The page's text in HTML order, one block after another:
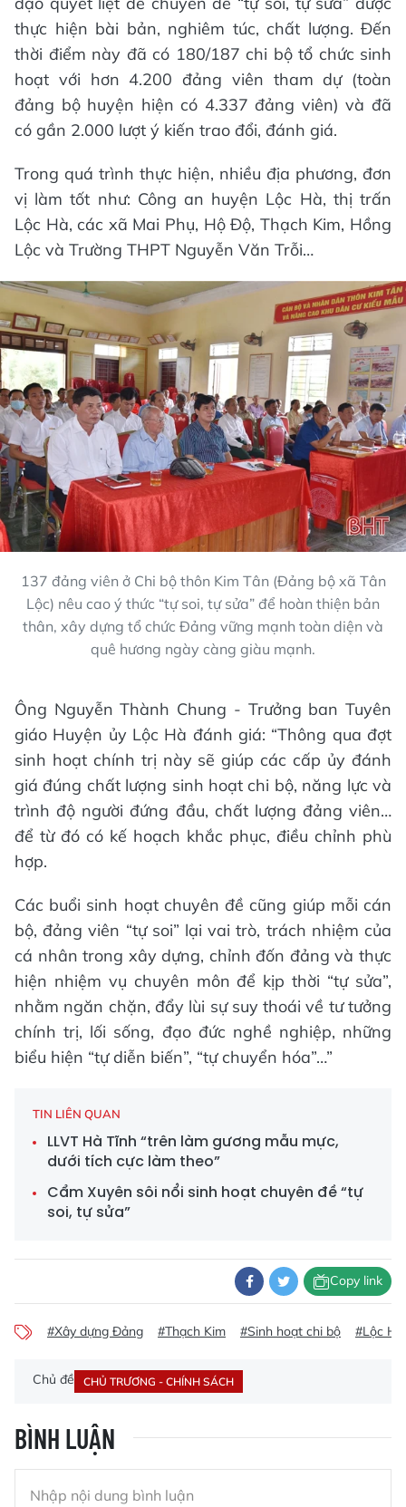
thực hiện bài bản, nghiêm túc, chất lượng. Đến
thời điểm này đã có 180/187 chi bộ tổ chức sinh
hoạt với hơn 4.200 đảng viên tham dự (toàn
đảng bộ huyện hiện có 4.337 đảng viên) và đã
có gần 2.000 lượt ý kiến trao đổi, đánh giá.
Trong quá trình thực hiện, nhiều địa phương, đơn
vị làm tốt như: Công an huyện Lộc Hà, thị trấn
Lộc Hà, các xã Mai Phụ, Hộ Độ, Thạch Kim, Hồng
Lộc và Trường THPT Nguyễn Văn Trỗi…
137 đảng viên ở Chi bộ thôn Kim Tân (Đảng bộ xã Tân
Lộc) nêu cao ý thức “tự soi, tự sửa” để hoàn thiện bản
thân, xây dựng tổ chức Đảng vững mạnh toàn diện và
quê hương ngày càng giàu mạnh.
Ông Nguyễn Thành Chung - Trưởng ban Tuyên
giáo Huyện ủy Lộc Hà đánh giá: “Thông qua đợt
sinh hoạt chính trị này sẽ giúp các cấp ủy đánh
giá đúng chất lượng sinh hoạt chi bộ, năng lực và
trình độ người đứng đầu, chất lượng đảng viên…
để từ đó có kế hoạch khắc phục, điều chỉnh phù
hợp.
Các buổi sinh hoạt chuyên đề cũng giúp mỗi cán
bộ, đảng viên “tự soi” lại vai trò, trách nhiệm của
cá nhân trong xây dựng, chỉnh đốn đảng và thực
hiện nhiệm vụ chuyên môn để kịp thời “tự sửa”,
nhằm ngăn chặn, đẩy lùi sự suy thoái về tư tưởng
chính trị, lối sống, đạo đức nghề nghiệp, những
biểu hiện “tự diễn biến”, “tự chuyển hóa”…”
TIN LIÊN QUAN
LLVT Hà Tĩnh “trên làm gương mẫu mực,
dưới tích cực làm theo”
Cẩm Xuyên sôi nổi sinh hoạt chuyên đề “tự
soi, tự sửa”
Copy link
#Xây dựng Đảng #Thạch Kim #Sinh hoạt chi bộ #Lộc Hà
Chủ đề CHỦ TRƯƠNG - CHÍNH SÁCH
BÌNH LUẬN